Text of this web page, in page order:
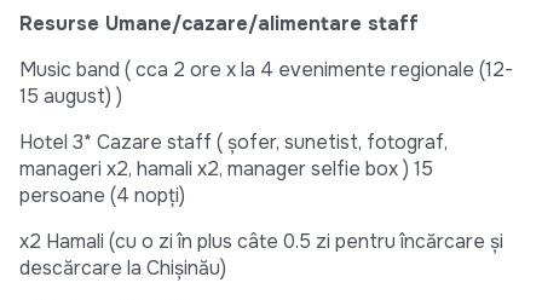
Resurse Umane/cazare/alimentare staff
Music band ( cca 2 ore x la 4 evenimente regionale (12-
15 august) )
Hotel 3* Cazare staff ( șofer, sunetist, fotograf,
manageri x2, hamali x2, manager selfie box ) 15
persoane (4 nopți)
x2 Hamali (cu o zi în plus câte 0.5 zi pentru încărcare și
descărcare la Chișinău)